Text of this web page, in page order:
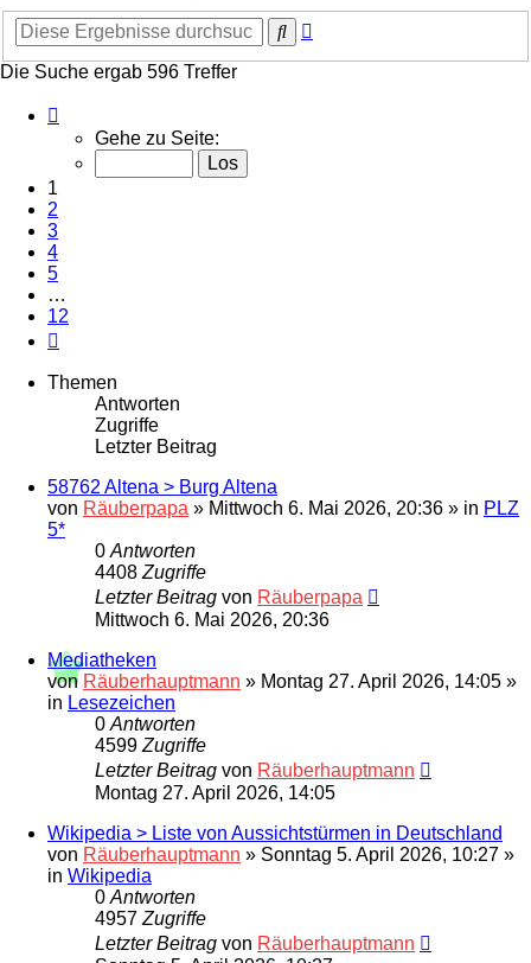
Suche
Die Suche ergab 596 Treffer
12
Gehe zu Seite:
1
2
3
4
5
…
12
Themen
Antworten
Zugriffe
Letzter Beitrag
58762 Altena > Burg Altena
von Räuberpapa » Mittwoch 6. Mai 2026, 20:36 » in PLZ
5*
0 Antworten
4408 Zugriffe
Letzter Beitrag von Räuberpapa
Mittwoch 6. Mai 2026, 20:36
Mediatheken
von Räuberhauptmann » Montag 27. April 2026, 14:05 »
in Lesezeichen
0 Antworten
4599 Zugriffe
Letzter Beitrag von Räuberhauptmann
Montag 27. April 2026, 14:05
Wikipedia > Liste von Aussichtstürmen in Deutschland
von Räuberhauptmann » Sonntag 5. April 2026, 10:27 »
in Wikipedia
0 Antworten
4957 Zugriffe
Letzter Beitrag von Räuberhauptmann